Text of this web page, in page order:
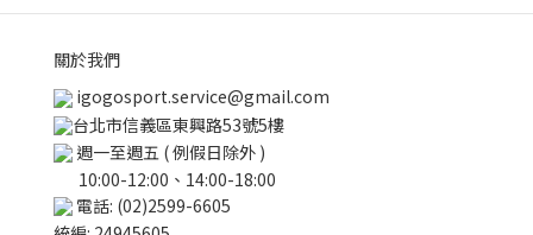
關於我們
igogosport.service@gmail.com
台北市信義區東興路53號5樓
週一至週五 ( 例假日除外 )
10:00-12:00、14:00-18:00
電話: (02)2599-6605